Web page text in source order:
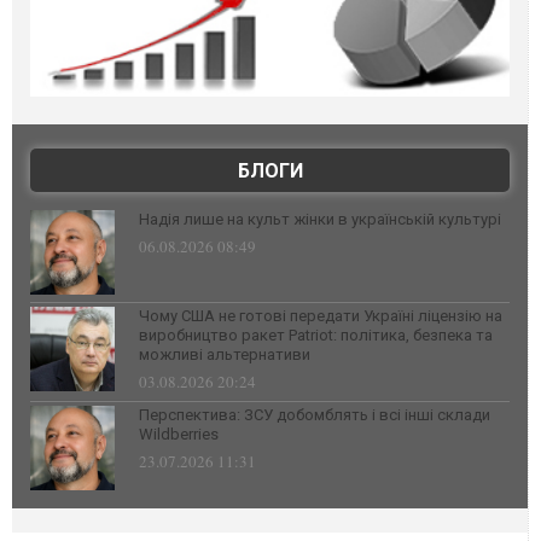
БЛОГИ
Надія лише на культ жінки в українській культурі
06.08.2026 08:49
Чому США не готові передати Україні ліцензію на
виробництво ракет Patriot: політика, безпека та
можливі альтернативи
03.08.2026 20:24
Перспектива: ЗСУ добомблять і всі інші склади
Wildberries
23.07.2026 11:31